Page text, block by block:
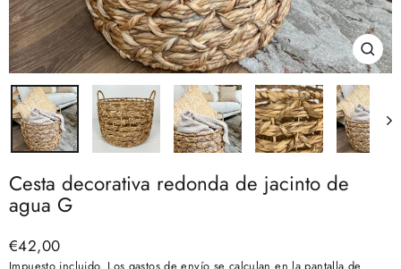
(esc)
Cesta decorativa redonda de jacinto de
agua G
Precio
habitual
€42,00
Impuesto incluido. Los gastos de envío se calculan en la pantalla de